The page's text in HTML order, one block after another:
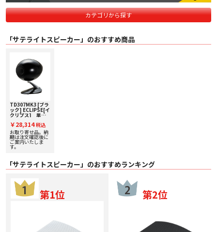
カテゴリから探す
「サテライトスピーカー」のおすすめ商品
TD307MK3 [ブラ
ック] ECLIPSE[イ
クリプス] 単品
査定額20%アップ
実施中！
￥28,314税込
お取り寄せ品。納
期は注文確認後に
ご案内いたしま
す。
「サテライトスピーカー」のおすすめランキング
第1位 第2位